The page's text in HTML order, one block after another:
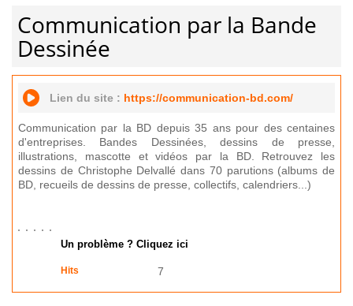
Communication par la Bande
Dessinée
Lien du site : https://communication-bd.com/
Communication par la BD depuis 35 ans pour des centaines
d'entreprises. Bandes Dessinées, dessins de presse,
illustrations, mascotte et vidéos par la BD. Retrouvez les
dessins de Christophe Delvallé dans 70 parutions (albums de
BD, recueils de dessins de presse, collectifs, calendriers...)
Un problème ? Cliquez ici
Hits 7